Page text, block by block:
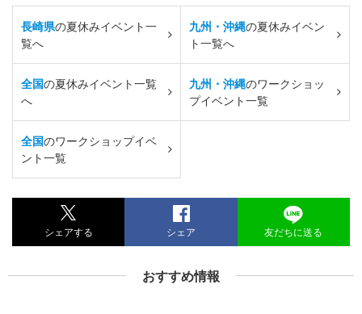
長崎県の夏休みイベント一
覧へ
九州・沖縄の夏休みイベン
ト一覧へ
全国の夏休みイベント一覧
へ
九州・沖縄のワークショッ
プイベント一覧
全国のワークショップイベ
ント一覧
シェアする シェア 友だちに送る
おすすめ情報